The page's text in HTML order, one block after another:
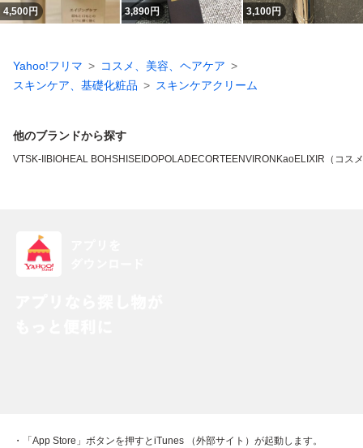
4,500円 3,890円 3,100円
Yahoo!フリマ
コスメ、美容、ヘアケア
スキンケア、基礎化粧品
スキンケアクリーム
他のブランドから探す
VTSK-II BIOHEAL BOHSHISEIDOPOLADECORTEENVIRON KaoELIXIR（コス
・「App Store」ボタンを押すとiTunes （外部サイト）が起動します。